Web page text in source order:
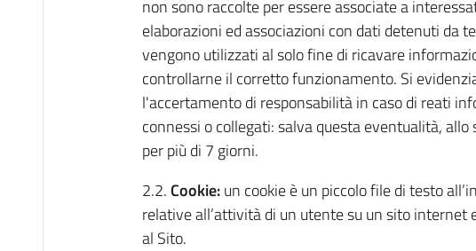
non sono raccolte per essere associate a
elaborazioni ed associazioni con dati detenuti da
vengono utilizzati al solo fine di ricavare
controllarne il corretto funzionamento. Si
l'accertamento di responsabilità in caso di reati
connessi o collegati: salva questa eventualità,
per più di 7 giorni.
2.2. Cookie:un cookie è un piccolo file di testo
relative all’attività di un utente su un sito internet
al Sito.